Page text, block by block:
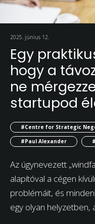
2025. június 12.
Egy
hogy a
ne
startupod
#Centre for Strategic
#Paul Alexander
Az úgynevezett
alapítóval a cégen
problémáit, és
egy olyan helyzetben,